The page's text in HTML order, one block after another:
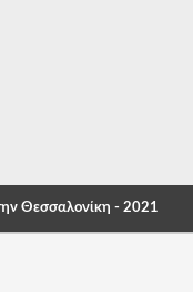
Θεσσαλονίκη - 2021